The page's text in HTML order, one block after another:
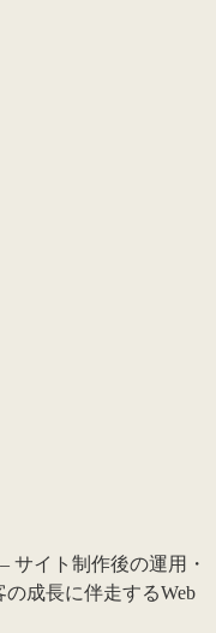
– サイト制作後の運用・
成長に伴走するWeb